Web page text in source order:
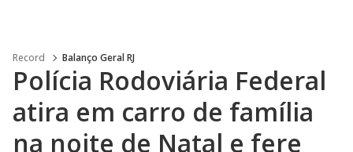
Record Balanço Geral RJ
Polícia Rodoviária Federal
atira em carro de família
na noite de Natal e fere